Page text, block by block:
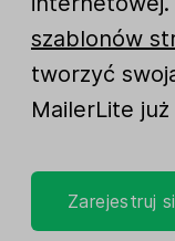
szablonów
tworzyć
MailerLite już
Zarejestruj